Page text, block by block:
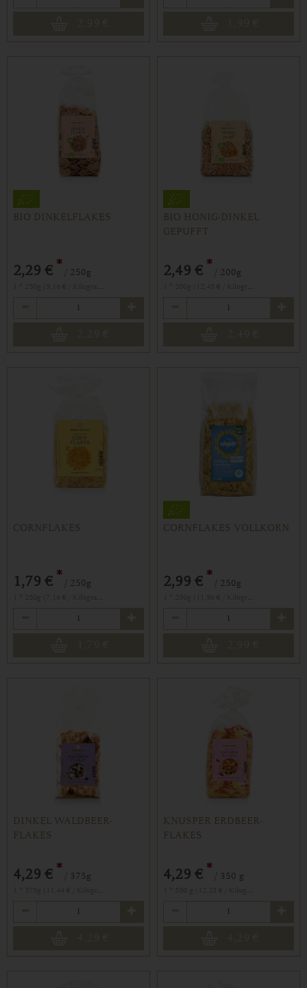
BIO DINKELFLAKES
2,29 € * / 250g
1 * 250g (9,16 € / Kilogramm)
BIO HONIG-DINKEL
GEPUFFT
2,49 € * / 200g
1 * 200g (12,45 € / Kilogramm)
CORNFLAKES
1,79 € * / 250g
1 * 250g (7,16 € / Kilogramm)
CORNFLAKES VOLLKORN
2,99 € * / 250g
1 * 250g (11,96 € / Kilogramm)
DINKEL WALDBEER-
FLAKES
4,29 € * / 375g
1 * 375g (11,44 € / Kilogramm)
KNUSPER ERDBEER-
FLAKES
4,29 € * / 350 g
1 * 350 g (12,23 € / Kilogramm)